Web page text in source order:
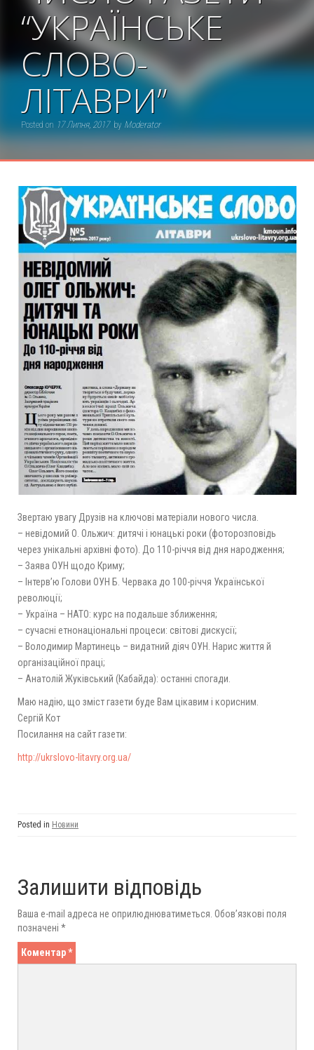
“УКРАЇНСЬКЕ
СЛОВО-
ЛІТАВРИ”
Posted on 17 Липня, 2017 by Moderator
Звертаю увагу Друзів на ключові матеріали нового числа.
– невідомий О. Ольжич: дитячі і юнацькі роки (фоторозповідь
через унікальні архівні фото). До 110-річчя від дня народження;
– Заява ОУН щодо Криму;
– Інтерв’ю Голови ОУН Б. Червака до 100-річчя Української
революції;
– Україна – НАТО: курс на подальше зближення;
– сучасні етнонаціональні процеси: світові дискусії;
– Володимир Мартинець – видатний діяч ОУН. Нарис життя й
організаційної праці;
– Анатолій Жуківський (Кабайда): останні спогади.
Маю надію, що зміст газети буде Вам цікавим і корисним.
Сергій Кот
Посилання на сайт газети:
http://ukrslovo-litavry.org.ua/
Posted in Новини
Залишити відповідь
Ваша e-mail адреса не оприлюднюватиметься. Обов’язкові поля
позначені *
Коментар*